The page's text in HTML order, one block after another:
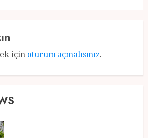
için oturum açmalısınız.